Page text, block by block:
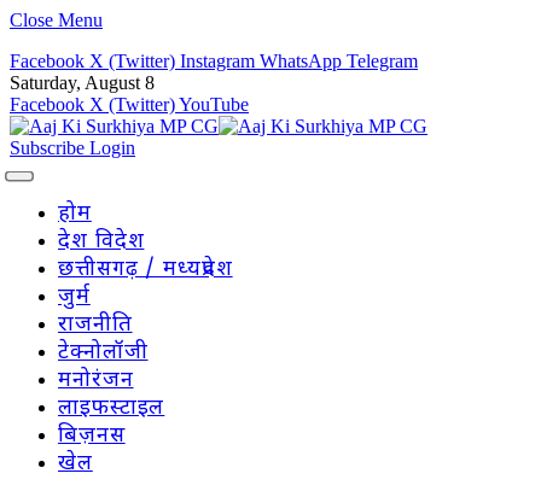
Close Menu
Facebook X (Twitter) Instagram WhatsApp Telegram
Saturday, August 8
Facebook X (Twitter)YouTube
Subscribe Login
होम
देश विदेश
छत्तीसगढ़ / मध्यप्रदेश
जुर्म
राजनीति
टेक्नोलॉजी
मनोरंजन
लाइफस्टाइल
बिज़नस
खेल